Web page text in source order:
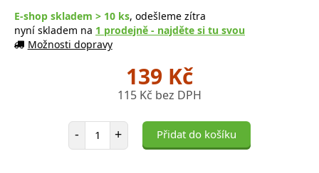
E-shop skladem > 10 ks, odešleme zítra
nyní skladem na 1 prodejně - najděte si tu svou
Možnosti dopravy
139 Kč
115 Kč bez DPH
- Počet položek
+ Přidat do košíku